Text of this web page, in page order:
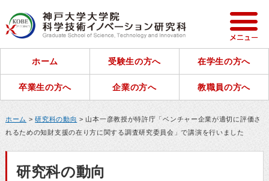
ホーム 受験生の方へ 在学生の方へ
卒業生の方へ 企業の方へ 教職員の方へ
ホーム >研究科の動向 > 山本一彦教授が特許庁「ベンチャー企業が適切に評価さ
れるための知財支援の在り方に関する調査研究委員会」で講演を行いました
研究科の動向